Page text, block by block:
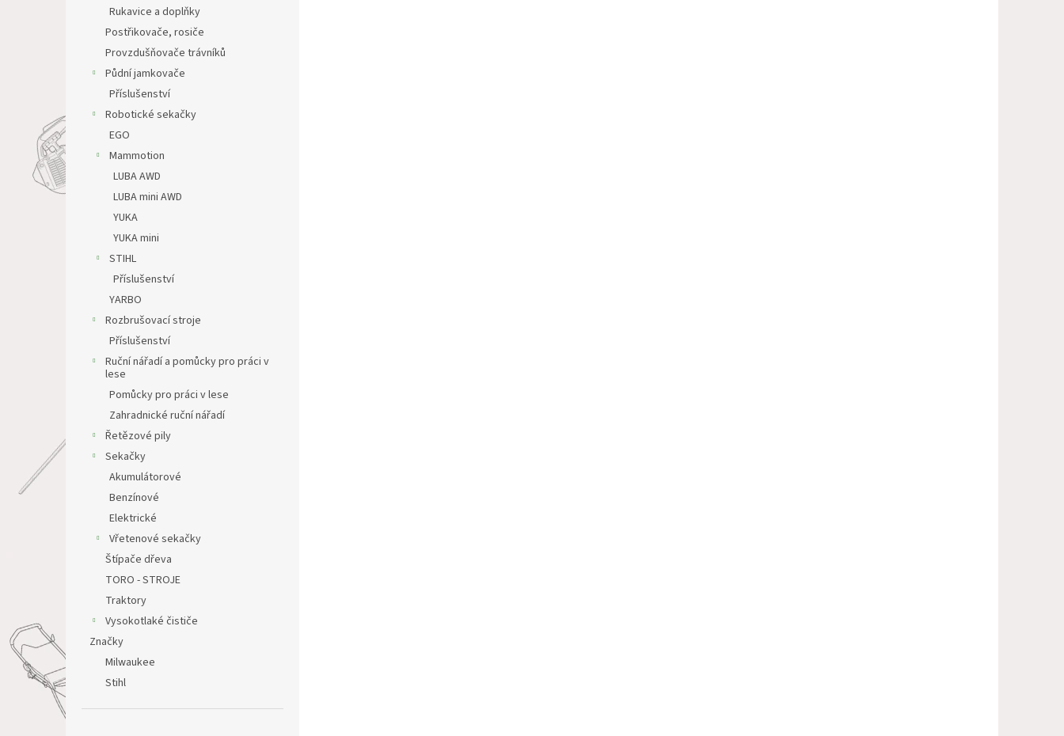
Rukavice a doplňky
Postřikovače, rosiče
Provzdušňovače trávníků
Půdní jamkovače
Příslušenství
Robotické sekačky
EGO
Mammotion
LUBA AWD
LUBA mini AWD
YUKA
YUKA mini
STIHL
Příslušenství
YARBO
Rozbrušovací stroje
Příslušenství
Ruční nářadí a pomůcky pro práci v
lese
Pomůcky pro práci v lese
Zahradnické ruční nářadí
Řetězové pily
Sekačky
Akumulátorové
Benzínové
Elektrické
Vřetenové sekačky
Štípače dřeva
TORO - STROJE
Traktory
Vysokotlaké čističe
Značky
Milwaukee
Stihl